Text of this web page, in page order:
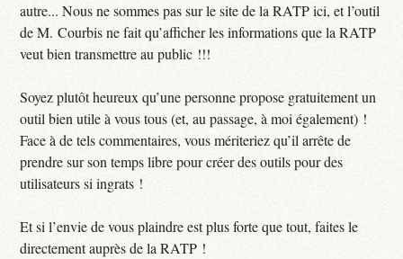
autre... Nous ne sommes pas sur le site de la RATP ici, et l’outil
de M. Courbis ne fait qu’afficher les informations que la RATP
veut bien transmettre au public !!!
Soyez plutôt heureux qu’une personne propose gratuitement un
outil bien utile à vous tous (et, au passage, à moi également) !
Face à de tels commentaires, vous mériteriez qu’il arrête de
prendre sur son temps libre pour créer des outils pour des
utilisateurs si ingrats !
Et si l’envie de vous plaindre est plus forte que tout, faites le
directement auprès de la RATP !